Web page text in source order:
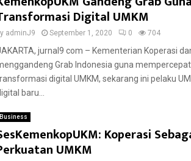
Digital UMKM
adminJ9 September 1, 2020 0 704
jurnal9 com – Kementerian Koperasi
Grab Indonesia guna
digital UMKM, sekarang ini pelaku
baru...
Business
Koperasi
UMKM